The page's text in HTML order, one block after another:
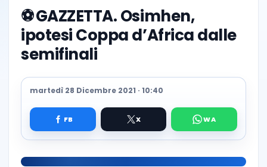
⚽️GAZZETTA. Osimhen,
ipotesi Coppa d’Africa dalle
semifinali
martedì 28 Dicembre 2021 · 10:40